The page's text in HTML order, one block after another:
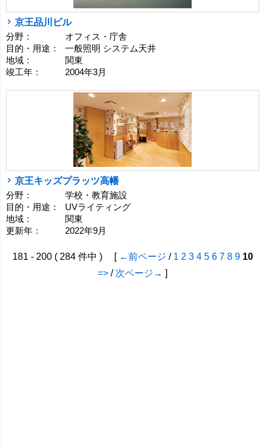
京王品川ビル
分野：
オフィス・庁舎
目的・用途：
一般照明 システム天井
地域：
関東
竣工年：
2004年3月
京王キッズプラッツ高幡
分野：
学校・教育施設
目的・用途：
UVライティング
地域：
関東
更新年：
2022年9月
181 - 200 ( 284 件中 ) [ ←前ページ / 1 2 3 4 5 6 7 8 9 10
=> / 次ページ→ ]